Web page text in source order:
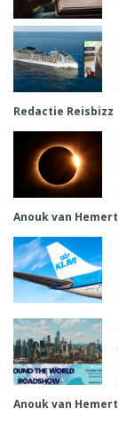
Redactie Reisbizz
Anouk van Hemert
Anouk van Hemert